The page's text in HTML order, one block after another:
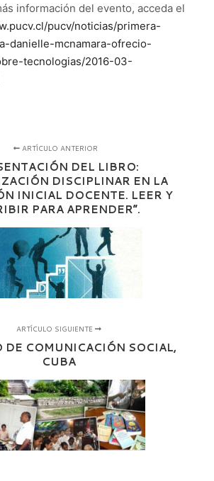
información del evento, acceda el
pucv/noticias/primera-
danielle-mcnamara-ofrecio-
tecnologias/2016-03-
ARTÍCULO ANTERIOR
DEL LIBRO:
DISCIPLINAR EN LA
INICIAL DOCENTE. LEER Y
PARA APRENDER”.
ARTÍCULO SIGUIENTE
DE COMUNICACIÓN SOCIAL,
CUBA